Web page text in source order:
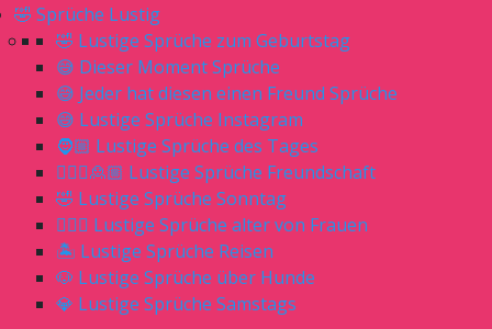
🤣 Sprüche Lustig
🤣 Lustige Sprüche zum Geburtstag
😅 Dieser Moment Sprüche
😅 Jeder hat diesen einen Freund Sprüche
😅 Lustige Sprüche Instagram
🧔🏼 Lustige Sprüche des Tages
🙎🏼‍♀️🙎🏼 Lustige Sprüche Freundschaft
🤣 Lustige Sprüche Sonntag
🙋🏼‍♀️ Lustige Sprüche alter von Frauen
🏝 Lustige Sprüche Reisen
🐶 Lustige Sprüche über Hunde
💎 Lustige Sprüche Samstags